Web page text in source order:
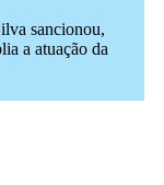
sancionou,
a atuação da